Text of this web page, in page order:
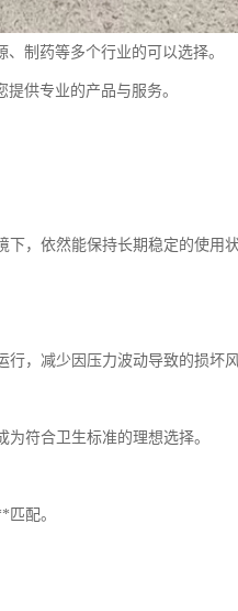
制药等多个行业的可以选择。
供专业的产品与服务。
，依然能保持长期稳定的使用
，减少因压力波动导致的损坏风
符合卫生标准的理想选择。
配。